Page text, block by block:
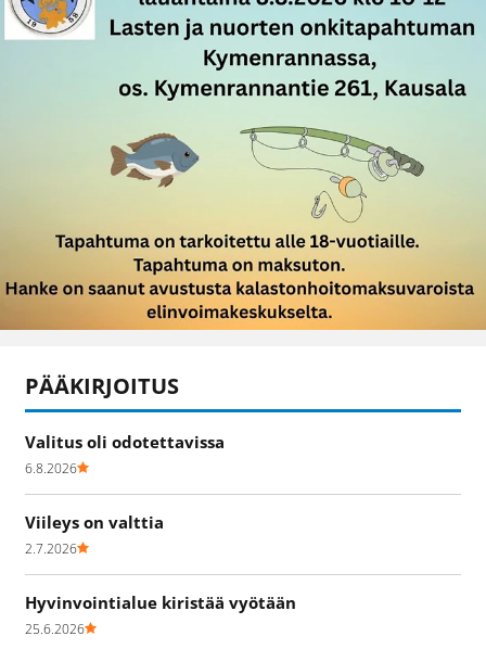
PÄÄKIRJOITUS
Valitus oli odotettavissa
6.8.2026
Viileys on valttia
2.7.2026
Hyvinvointialue kiristää vyötään
25.6.2026